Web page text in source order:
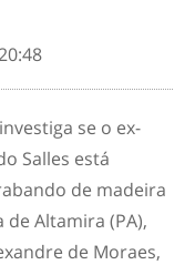
se o ex-
Salles está
de madeira
de Altamira (PA),
de Moraes,